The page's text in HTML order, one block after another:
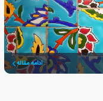
ادامه مقاله